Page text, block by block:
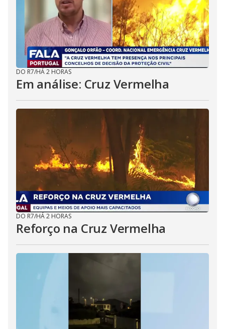
DO R7/HÁ 2 HORAS
Em análise: Cruz Vermelha
DO R7/HÁ 2 HORAS
Reforço na Cruz Vermelha